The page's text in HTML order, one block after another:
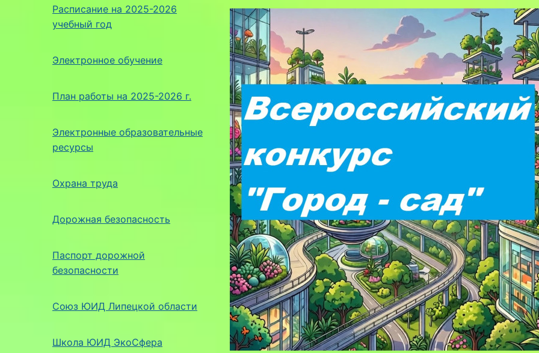
Расписание на 2025-2026
учебный год
Электронное обучение
План работы на 2025-2026 г.
Электронные образовательные
ресурсы
Охрана труда
Дорожная безопасность
Паспорт дорожной
безопасности
Союз ЮИД Липецкой области
Школа ЮИД ЭкоСфера